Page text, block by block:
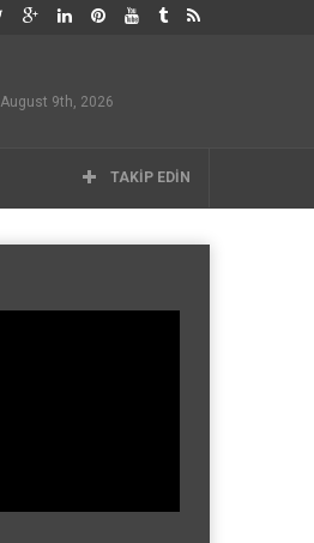
August 9th, 2026
TAKIP EDIN